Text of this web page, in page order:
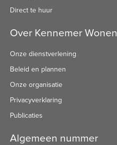
Direct te huur
Over Kennemer Wonen
Onze dienstverlening
Beleid en plannen
Onze organisatie
Privacyverklaring
Publicaties
Algemeen nummer